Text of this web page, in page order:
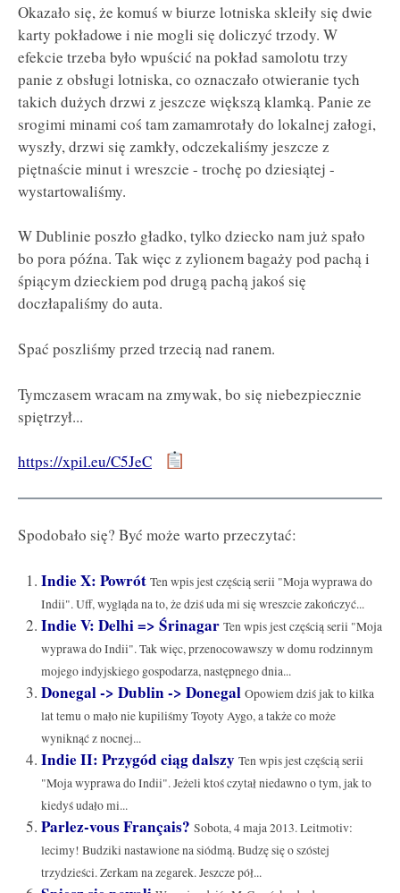
Okazało się, że komuś w biurze lotniska skleiły się dwie
karty pokładowe i nie mogli się doliczyć trzody. W
efekcie trzeba było wpuścić na pokład samolotu trzy
panie z obsługi lotniska, co oznaczało otwieranie tych
takich dużych drzwi z jeszcze większą klamką. Panie ze
srogimi minami coś tam zamamrotały do lokalnej załogi,
wyszły, drzwi się zamkły, odczekaliśmy jeszcze z
piętnaście minut i wreszcie - trochę po dziesiątej -
wystartowaliśmy.
W Dublinie poszło gładko, tylko dziecko nam już spało
bo pora późna. Tak więc z zylionem bagaży pod pachą i
śpiącym dzieckiem pod drugą pachą jakoś się
doczłapaliśmy do auta.
Spać poszliśmy przed trzecią nad ranem.
Tymczasem wracam na zmywak, bo się niebezpiecznie
spiętrzył...
https://xpil.eu/C5JeC
Spodobało się? Być może warto przeczytać:
Indie X: Powrót Ten wpis jest częścią serii "Moja wyprawa do
Indii". Uff, wygląda na to, że dziś uda mi się wreszcie zakończyć...
Indie V: Delhi => Śrinagar Ten wpis jest częścią serii "Moja
wyprawa do Indii". Tak więc, przenocowawszy w domu rodzinnym
mojego indyjskiego gospodarza, następnego dnia...
Donegal -> Dublin -> Donegal Opowiem dziś jak to kilka
lat temu o mało nie kupiliśmy Toyoty Aygo, a także co może
wyniknąć z nocnej...
Indie II: Przygód ciąg dalszy Ten wpis jest częścią serii
"Moja wyprawa do Indii". Jeżeli ktoś czytał niedawno o tym, jak to
kiedyś udało mi...
Parlez-vous Français? Sobota, 4 maja 2013. Leitmotiv:
lecimy! Budziki nastawione na siódmą. Budzę się o szóstej
trzydzieści. Zerkam na zegarek. Jeszcze pół...